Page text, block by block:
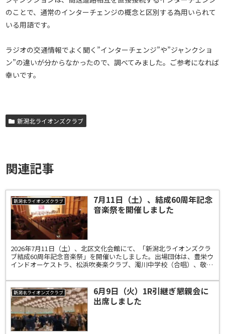
のことで、通常のインターチェンジの概念と区別する為用いられて
いる用語です。
ラジオの交通情報でよく聞く”インターチェンジ”や”ジャンクショ
ン”の違いが分からなかったので、調べてみました。ご参考になれば
幸いです。
新潟北ライオンズクラブ
関連記事
新潟北ライオンズクラブ
7月11日（土）、結成60周年記念
音楽祭を開催しました
2026年7月11日（土）、北区文化会館にて、「新潟北ライオンズクラ
ブ結成60周年記念音楽祭」を開催いたしました。出場団体は、豊栄ウ
インドオーケストラ、松浜吹奏楽クラブ、濁川中学校（合唱）、敬和
新潟北ライオンズクラブ
6月9日（火）1R引継ぎ懇親会に
出席しました